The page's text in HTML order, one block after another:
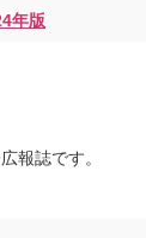
年版
報誌です。